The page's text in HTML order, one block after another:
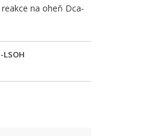
na oheň Dca-
LSOH